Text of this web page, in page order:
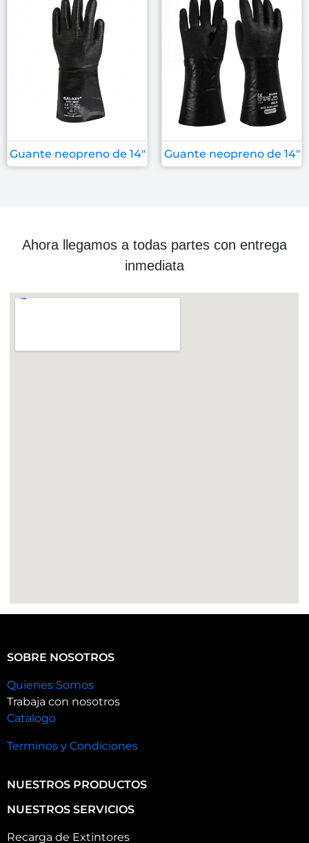
Guante neopreno de 14″ Guante neopreno de 14″
Ahora llegamos a todas partes con entrega
inmediata
SOBRE NOSOTROS
Quienes Somos
Trabaja con nosotros
Catalogo
Terminos y Condiciones
NUESTROS PRODUCTOS
NUESTROS SERVICIOS
Recarga de Extintores